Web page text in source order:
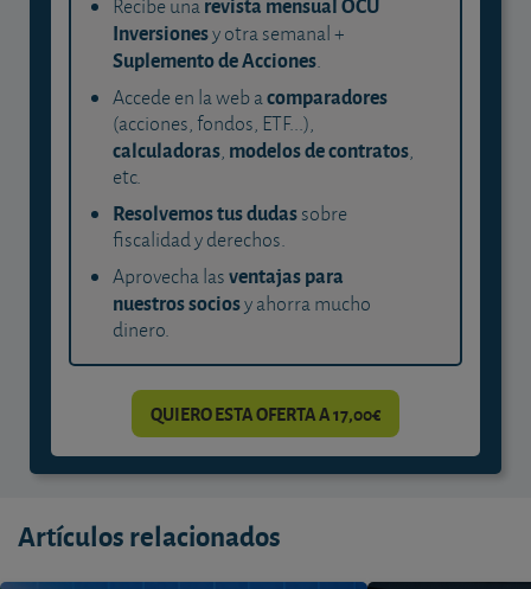
Recibe una
Inversionesy otra semanal +
Suplemento de Acciones.
Accede en la web acomparadores
(acciones, fondos, ETF...),
calculadoras, modelos de contratos,
etc.
Resolvemos tus dudassobre
fiscalidad y derechos.
Aprovecha lasventajas para
nuestros sociosy ahorra mucho
dinero.
QUIERO ESTA OFERTA A 17,00€
Artículos relacionados